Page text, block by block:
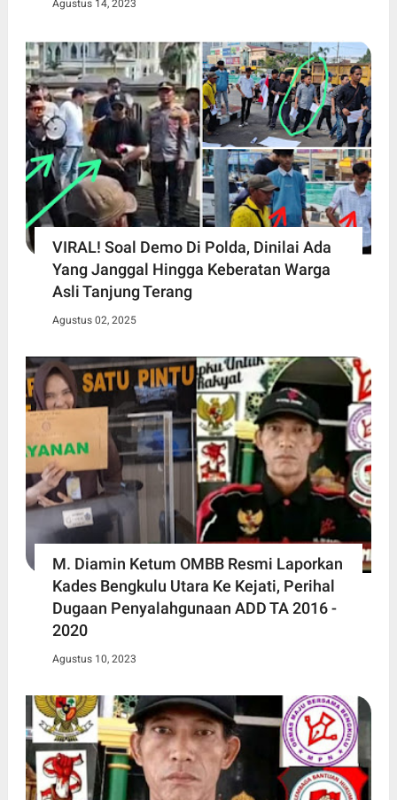
Agustus 14, 2023
VIRAL! Soal Demo Di Polda, Dinilai Ada
Yang Janggal Hingga Keberatan Warga
Asli Tanjung Terang
Agustus 02, 2025
M. Diamin Ketum OMBB Resmi Laporkan
Kades Bengkulu Utara Ke Kejati, Perihal
Dugaan Penyalahgunaan ADD TA 2016 -
2020
Agustus 10, 2023